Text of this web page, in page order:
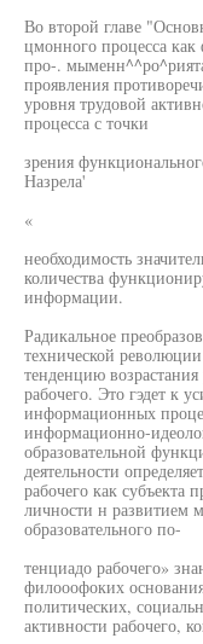
Во второй главе
цмонного процесса как
про-.
проявления
уровня трудовой
процесса с точки
зрения
Назрела'
«
необходимость
количества
информации.
Радикальное
технической
тенденцию
рабочего. Это гэдет к
информационных
информационно-
образовательной
деятельности
рабочего как субъекта
личности н развитием
образовательного по-
тенциадо рабочего»
филооофоких
политических,
активности рабочего,